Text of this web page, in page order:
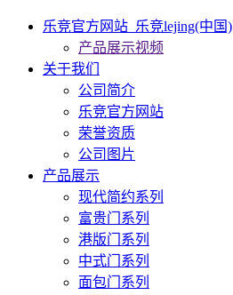
乐竞官方网站_乐竞lejing(中国)
产品展示视频
关于我们
公司简介
乐竞官方网站
荣誉资质
公司图片
产品展示
现代简约系列
富贵门系列
港版门系列
中式门系列
面包门系列